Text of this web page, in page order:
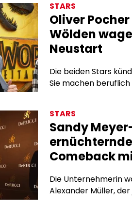
STARS
Oliver
Wölden
Neustart
Die beiden Stars
Sie machen
STARS
Sandy
Comeback
Die Unternehmerin
Alexander Müller,